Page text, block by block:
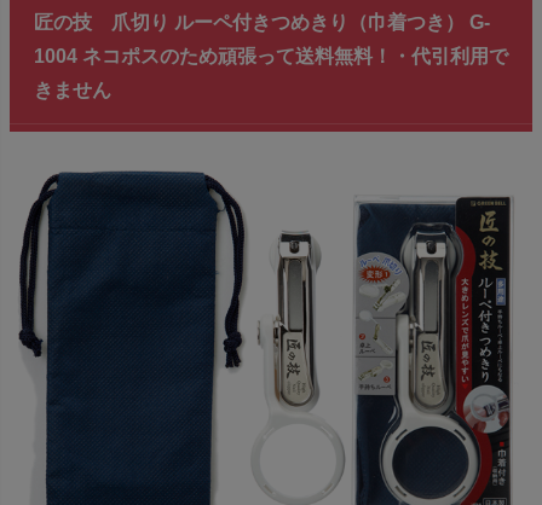
匠の技 爪切り ルーペ付きつめきり（巾着つき） G-
1004 ネコポスのため頑張って送料無料！・代引利用で
きません